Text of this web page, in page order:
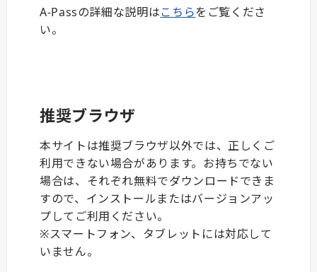
A-Passの詳細な説明はこちらをご覧くださ
い。
推奨ブラウザ
本サイトは推奨ブラウザ以外では、正しくご
利用できない場合があります。お持ちでない
場合は、それぞれ無料でダウンロードできま
すので、インストールまたはバージョンアッ
プしてご利用ください。
※スマートフォン、タブレットには対応して
いません。